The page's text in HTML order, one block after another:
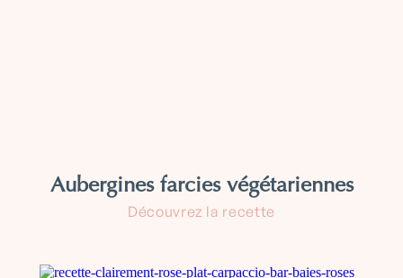
Aubergines farcies végétariennes
Découvrez la recette